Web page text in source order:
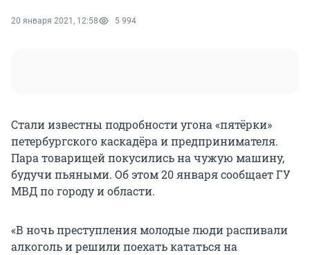
20 января 2021, 12:58 5 994
Стали известны подробности угона «пятёрки»
петербургского каскадёра и предпринимателя.
Пара товарищей покусились на чужую машину,
будучи пьяными. Об этом 20 января сообщает ГУ
МВД по городу и области.
«В ночь преступления молодые люди распивали
алкоголь и решили поехать кататься на